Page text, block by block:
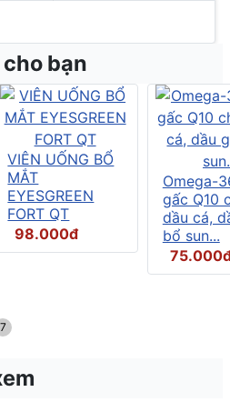
bạn
VIÊN UỐNG BỔ
MẮT
EYESGREEN
FORT QT
98.000đ
Omega-
gấc Q10
dầu cá,
bổ sun...
7